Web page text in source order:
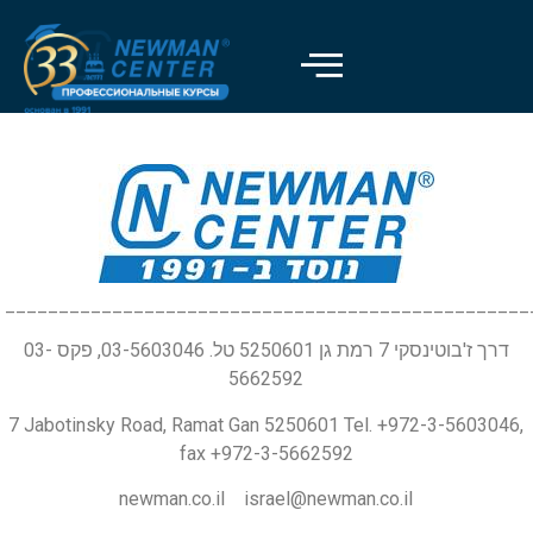
דרך ז'בוטינסקי 7 רמת גן 5250601 טל. 03-5603046, פקס 03-
5662592
7 Jabotinsky Road, Ramat Gan 5250601 Tel. +972-3-5603046,
fax +972-3-5662592
newman.co.il israel@newman.co.il